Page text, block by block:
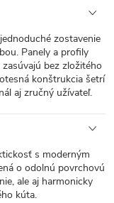
zostavenie
Panely a profily
bez zložitého
konštrukcia šetrí
aj zručný užívateľ.
s moderným
o odolnú povrchovú
ale aj harmonicky
kúta.